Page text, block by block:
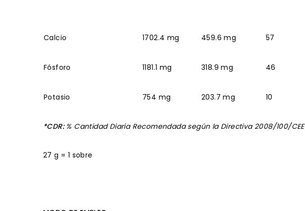
Calcio 1702.4 mg 459.6 mg 57
Fósforo 1181.1 mg 318.9 mg 46
Potasio 754 mg 203.7 mg 10
*CDR:% Cantidad Diaria Recomendada según la Directiva 2008/100/CEE
27 g = 1 sobre